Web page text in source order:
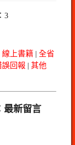
3
線上書籍 | 全省
誤回報 | 其他
最新留言